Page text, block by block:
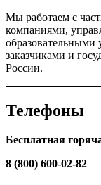
Мы работаем с
компаниями,
заказчиками и
России.
Телефоны
Бесплатная
8 (800) 600-02-82